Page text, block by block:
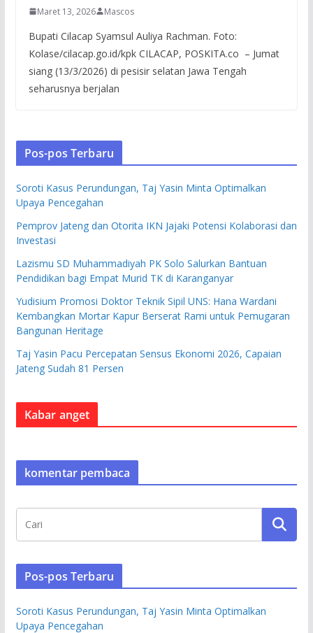
Maret 13, 2026 Mascos
Bupati Cilacap Syamsul Auliya Rachman. Foto:
Kolase/cilacap.go.id/kpk CILACAP, POSKITA.co – Jumat
siang (13/3/2026) di pesisir selatan Jawa Tengah
seharusnya berjalan
Pos-pos Terbaru
Soroti Kasus Perundungan, Taj Yasin Minta Optimalkan
Upaya Pencegahan
Pemprov Jateng dan Otorita IKN Jajaki Potensi Kolaborasi dan
Investasi
Lazismu SD Muhammadiyah PK Solo Salurkan Bantuan
Pendidikan bagi Empat Murid TK di Karanganyar
Yudisium Promosi Doktor Teknik Sipil UNS: Hana Wardani
Kembangkan Mortar Kapur Berserat Rami untuk Pemugaran
Bangunan Heritage
Taj Yasin Pacu Percepatan Sensus Ekonomi 2026, Capaian
Jateng Sudah 81 Persen
Kabar anget
komentar pembaca
Pos-pos Terbaru
Soroti Kasus Perundungan, Taj Yasin Minta Optimalkan
Upaya Pencegahan